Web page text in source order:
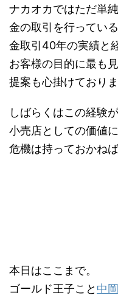
ナカオカではただ単
金の取引を行ってい
金取引40年の実績と
お客様の目的に最も
提案も心掛けておりま
しばらくはこの経験が
小売店としての価値
危機は持っておかね
本日はここまで。
ゴールド王子こと 中